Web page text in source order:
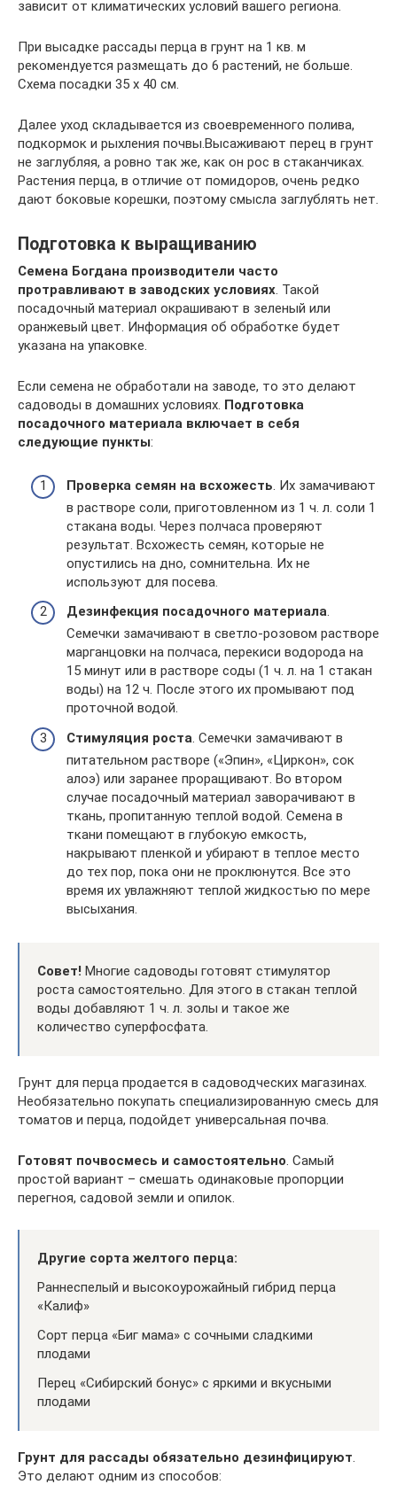
зависит от климатических условий вашего региона.
При высадке рассады перца в грунт на 1 кв. м
рекомендуется размещать до 6 растений, не больше.
Схема посадки 35 х 40 см.
Далее уход складывается из своевременного полива,
подкормок и рыхления почвы.Высаживают перец в грунт
не заглубляя, а ровно так же, как он рос в стаканчиках.
Растения перца, в отличие от помидоров, очень редко
дают боковые корешки, поэтому смысла заглублять нет.
Подготовка к выращиванию
Семена Богдана производители часто
протравливают в заводских условиях. Такой
посадочный материал окрашивают в зеленый или
оранжевый цвет. Информация об обработке будет
указана на упаковке.
Если семена не обработали на заводе, то это делают
садоводы в домашних условиях. Подготовка
посадочного материала включает в себя
следующие пункты:
Проверка семян на всхожесть . Их замачивают
в растворе соли, приготовленном из 1 ч. л. соли 1
стакана воды. Через полчаса проверяют
результат. Всхожесть семян, которые не
опустились на дно, сомнительна. Их не
используют для посева.
Дезинфекция посадочного материала.
Семечки замачивают в светло-розовом растворе
марганцовки на полчаса, перекиси водорода на
15 минут или в растворе соды (1 ч. л. на 1 стакан
воды) на 12 ч. После этого их промывают под
проточной водой.
Стимуляция роста . Семечки замачивают в
питательном растворе («Эпин», «Циркон», сок
алоэ) или заранее проращивают. Во втором
случае посадочный материал заворачивают в
ткань, пропитанную теплой водой. Семена в
ткани помещают в глубокую емкость,
накрывают пленкой и убирают в теплое место
до тех пор, пока они не проклюнутся. Все это
время их увлажняют теплой жидкостью по мере
высыхания.
Совет! Многие садоводы готовят стимулятор
роста самостоятельно. Для этого в стакан теплой
воды добавляют 1 ч. л. золы и такое же
количество суперфосфата.
Грунт для перца продается в садоводческих магазинах.
Необязательно покупать специализированную смесь для
томатов и перца, подойдет универсальная почва.
Готовят почвосмесь и самостоятельно . Самый
простой вариант – смешать одинаковые пропорции
перегноя, садовой земли и опилок.
Другие сорта желтого перца:
Раннеспелый и высокоурожайный гибрид перца
«Калиф»
Сорт перца «Биг мама» с сочными сладкими
плодами
Перец «Сибирский бонус» с яркими и вкусными
плодами
Грунт для рассады обязательно дезинфицируют
Это делают одним из способов: